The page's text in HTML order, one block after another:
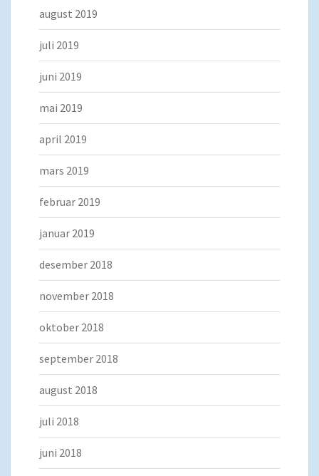
august 2019
juli 2019
juni 2019
mai 2019
april 2019
mars 2019
februar 2019
januar 2019
desember 2018
november 2018
oktober 2018
september 2018
august 2018
juli 2018
juni 2018